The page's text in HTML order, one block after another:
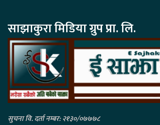
साझाकुरा मिडिया ग्रुप प्रा. लि.
सुचना वि. दर्ता नम्बर: २१३०/०७७७८